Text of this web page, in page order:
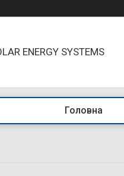
ENERGY SYSTEMS
Головна